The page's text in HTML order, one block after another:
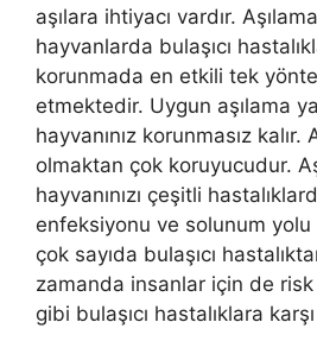
aşılara ihtiyacı vardır.
hayvanlarda bulaşıcı
korunmada en etkili tek
etmektedir. Uygun aşılama
hayvanınız korunmasız kalır.
olmaktan çok koruyucudur.
hayvanınızı çeşitli
enfeksiyonu ve solunum yolu
çok sayıda bulaşıcı
zamanda insanlar için de
gibi bulaşıcı hastalıklara